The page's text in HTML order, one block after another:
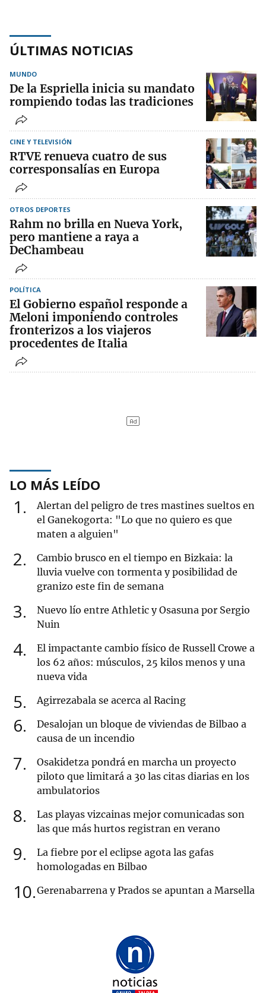
ÚLTIMAS NOTICIAS
MUNDO
De la Espriella inicia su mandato
rompiendo todas las tradiciones
CINE Y TELEVISIÓN
RTVE renueva cuatro de sus
corresponsalías en Europa
OTROS DEPORTES
Rahm no brilla en Nueva York,
pero mantiene a raya a
DeChambeau
POLÍTICA
El Gobierno español responde a
Meloni imponiendo controles
fronterizos a los viajeros
procedentes de Italia
LO MÁS LEÍDO
1
Alertan del peligro de tres mastines sueltos en
el Ganekogorta: "Lo que no quiero es que
maten a alguien"
2
Cambio brusco en el tiempo en Bizkaia: la
lluvia vuelve con tormenta y posibilidad de
granizo este fin de semana
3
Nuevo lío entre Athletic y Osasuna por Sergio
Nuin
4
El impactante cambio físico de Russell Crowe a
los 62 años: músculos, 25 kilos menos y una
nueva vida
5 Agirrezabala se acerca al Racing
6
Desalojan un bloque de viviendas de Bilbao a
causa de un incendio
7
Osakidetza pondrá en marcha un proyecto
piloto que limitará a 30 las citas diarias en los
ambulatorios
8
Las playas vizcainas mejor comunicadas son
las que más hurtos registran en verano
9
La fiebre por el eclipse agota las gafas
homologadas en Bilbao
10 Gerenabarrena y Prados se apuntan a Marsella